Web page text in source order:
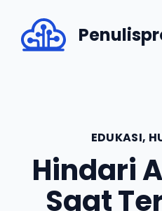
content
EDUKASI,
Hindari
Saat